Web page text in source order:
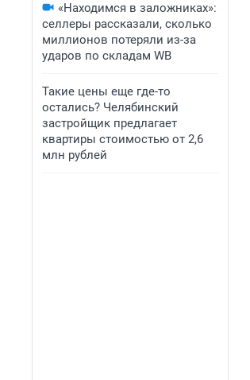
«Находимся в заложниках»:
селлеры рассказали, сколько
миллионов потеряли из-за
ударов по складам WB
Такие цены еще где-то
остались? Челябинский
застройщик предлагает
квартиры стоимостью от 2,6
млн рублей